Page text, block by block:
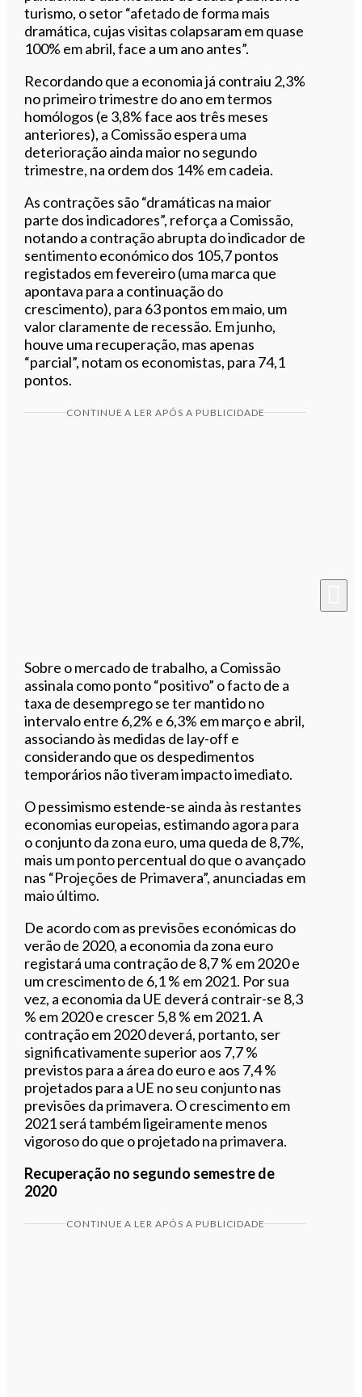
turismo, o setor “afetado de forma mais
dramática, cujas visitas colapsaram em quase
100% em abril, face a um ano antes”.
Recordando que a economia já contraiu 2,3%
no primeiro trimestre do ano em termos
homólogos (e 3,8% face aos três meses
anteriores), a Comissão espera uma
deterioração ainda maior no segundo
trimestre, na ordem dos 14% em cadeia.
As contrações são “dramáticas na maior
parte dos indicadores”, reforça a Comissão,
notando a contração abrupta do indicador de
sentimento económico dos 105,7 pontos
registados em fevereiro (uma marca que
apontava para a continuação do
crescimento), para 63 pontos em maio, um
valor claramente de recessão. Em junho,
houve uma recuperação, mas apenas
“parcial”, notam os economistas, para 74,1
pontos.
CONTINUE A LER APÓS A PUBLICIDADE
Sobre o mercado de trabalho, a Comissão
assinala como ponto “positivo” o facto de a
taxa de desemprego se ter mantido no
intervalo entre 6,2% e 6,3% em março e abril,
associando às medidas de lay-off e
considerando que os despedimentos
temporários não tiveram impacto imediato.
O pessimismo estende-se ainda às restantes
economias europeias, estimando agora para
o conjunto da zona euro, uma queda de 8,7%,
mais um ponto percentual do que o avançado
nas “Projeções de Primavera”, anunciadas em
maio último.
De acordo com as previsões económicas do
verão de 2020, a economia da zona euro
registará uma contração de 8,7 % em 2020 e
um crescimento de 6,1 % em 2021. Por sua
vez, a economia da UE deverá contrair-se 8,3
% em 2020 e crescer 5,8 % em 2021. A
contração em 2020 deverá, portanto, ser
significativamente superior aos 7,7 %
previstos para a área do euro e aos 7,4 %
projetados para a UE no seu conjunto nas
previsões da primavera. O crescimento em
2021 será também ligeiramente menos
vigoroso do que o projetado na primavera.
Recuperação no segundo semestre de
2020
CONTINUE A LER APÓS A PUBLICIDADE